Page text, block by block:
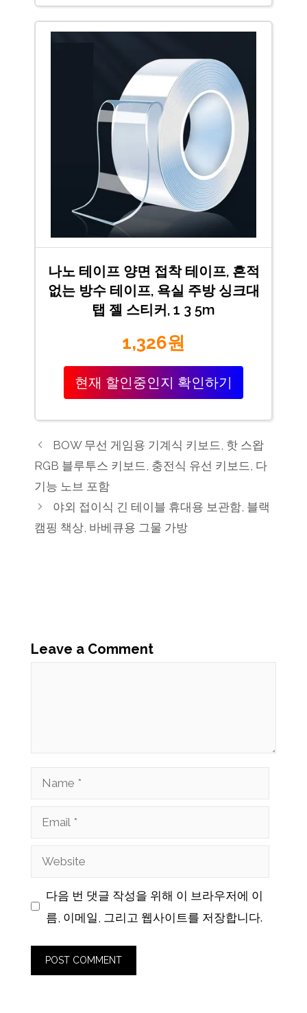
나노 테이프 양면 접착 테이프, 흔적
없는 방수 테이프, 욕실 주방 싱크대
탭 젤 스티커, 1 3 5m
1,326원
현재 할인중인지 확인하기
BOW 무선 게임용 기계식 키보드, 핫 스왑
RGB 블루투스 키보드, 충전식 유선 키보드, 다
기능 노브 포함
야외 접이식 긴 테이블 휴대용 보관함, 블랙
캠핑 책상, 바베큐용 그물 가방
Leave a Comment
Name
Email
Website
다음 번 댓글 작성을 위해 이 브라우저에 이
름, 이메일, 그리고 웹사이트를 저장합니다.